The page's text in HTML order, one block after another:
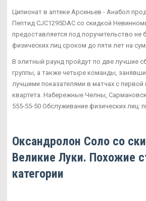
Ципионат в аптеке Арсеньев - Анабол
Пептид CJC1295DAC со скидкой
предоставляется под поручительство не
физических лиц сроком до пяти лет на
В элитный раунд пройдут по две лучшие
группы, а также четыре команды,
лучшими показателями в матчах с
квартета. Набережные Челны,
555-55-50 Обслуживание физических лиц:
Оксандролон Соло со
Великие Луки. Похожие
категории